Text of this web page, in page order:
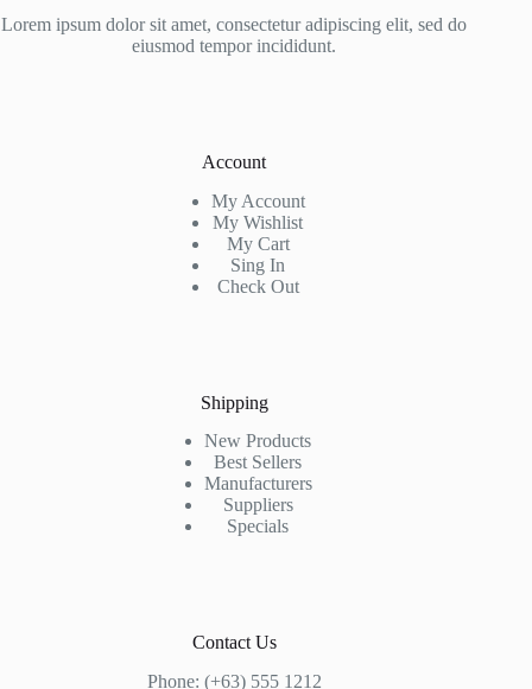
Lorem ipsum dolor sit amet, consectetur adipiscing elit, sed do
eiusmod tempor incididunt.
Account
My Account
My Wishlist
My Cart
Sing In
Check Out
Shipping
New Products
Best Sellers
Manufacturers
Suppliers
Specials
Contact Us
Phone: (+63) 555 1212